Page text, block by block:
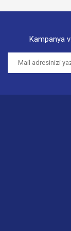
Kampanya